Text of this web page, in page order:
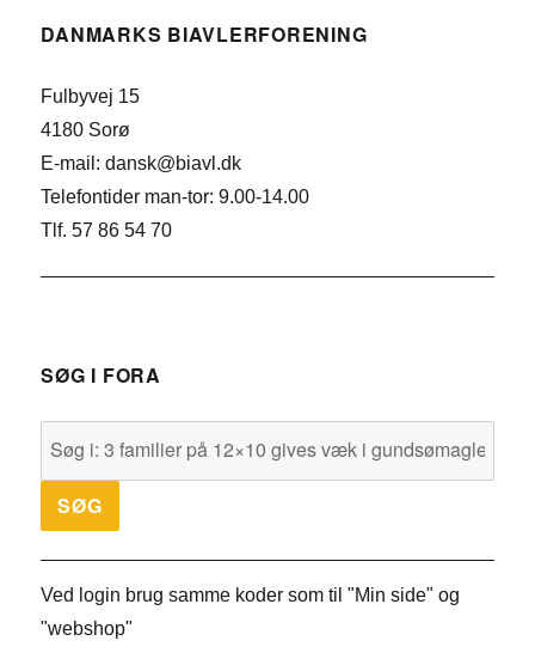
DANMARKS BIAVLERFORENING
Fulbyvej 15
4180 Sorø
E-mail: dansk@biavl.dk
Telefontider man-tor: 9.00-14.00
Tlf. 57 86 54 70
SØG I FORA
Ved login brug samme koder som til "Min side" og
"webshop"